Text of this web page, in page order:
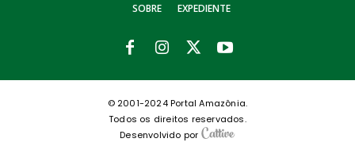
SOBRE EXPEDIENTE
© 2001-2024 Portal Amazônia.
Todos os direitos reservados.
Desenvolvido por